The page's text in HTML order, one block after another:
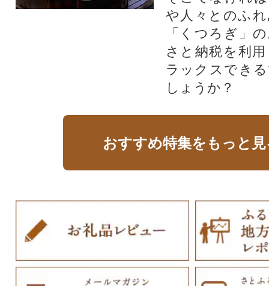
や人々とのふ
「くつろぎ」
さと納税を利
ラックスでき
しょうか？
おすすめ特集をもっと